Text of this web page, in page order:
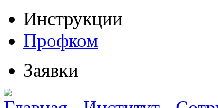
Инструкции
Профком
Заявки